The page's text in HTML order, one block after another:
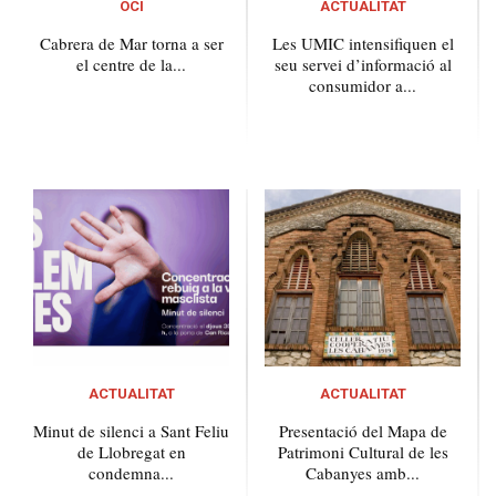
OCI
Cabrera de Mar torna a ser
el centre de la...
ACTUALITAT
Les UMIC intensifiquen el
seu servei d’informació al
consumidor a...
ACTUALITAT
Minut de silenci a Sant Feliu
de Llobregat en
condemna...
ACTUALITAT
Presentació del Mapa de
Patrimoni Cultural de les
Cabanyes amb...